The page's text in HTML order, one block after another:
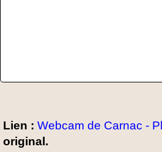
Lien : Webcam de Carnac -
original.